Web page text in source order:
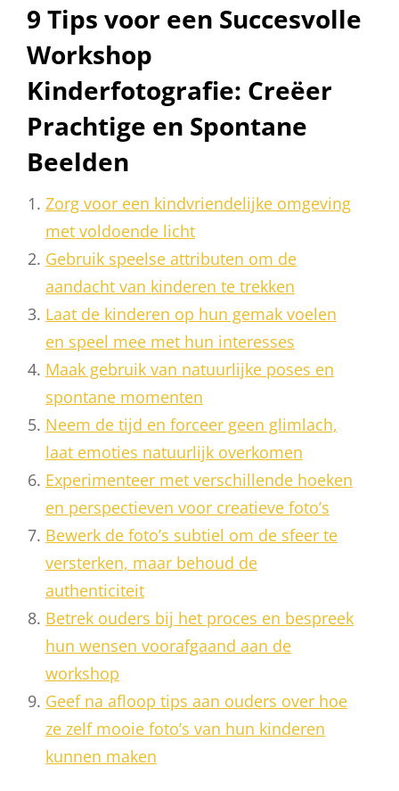
9 Tips voor een Succesvolle
Workshop
Kinderfotografie: Creëer
Prachtige en Spontane
Beelden
Zorg voor een kindvriendelijke omgeving
met voldoende licht
Gebruik speelse attributen om de
aandacht van kinderen te trekken
Laat de kinderen op hun gemak voelen
en speel mee met hun interesses
Maak gebruik van natuurlijke poses en
spontane momenten
Neem de tijd en forceer geen glimlach,
laat emoties natuurlijk overkomen
Experimenteer met verschillende hoeken
en perspectieven voor creatieve foto’s
Bewerk de foto’s subtiel om de sfeer te
versterken, maar behoud de
authenticiteit
Betrek ouders bij het proces en bespreek
hun wensen voorafgaand aan de
workshop
Geef na afloop tips aan ouders over hoe
ze zelf mooie foto’s van hun kinderen
kunnen maken